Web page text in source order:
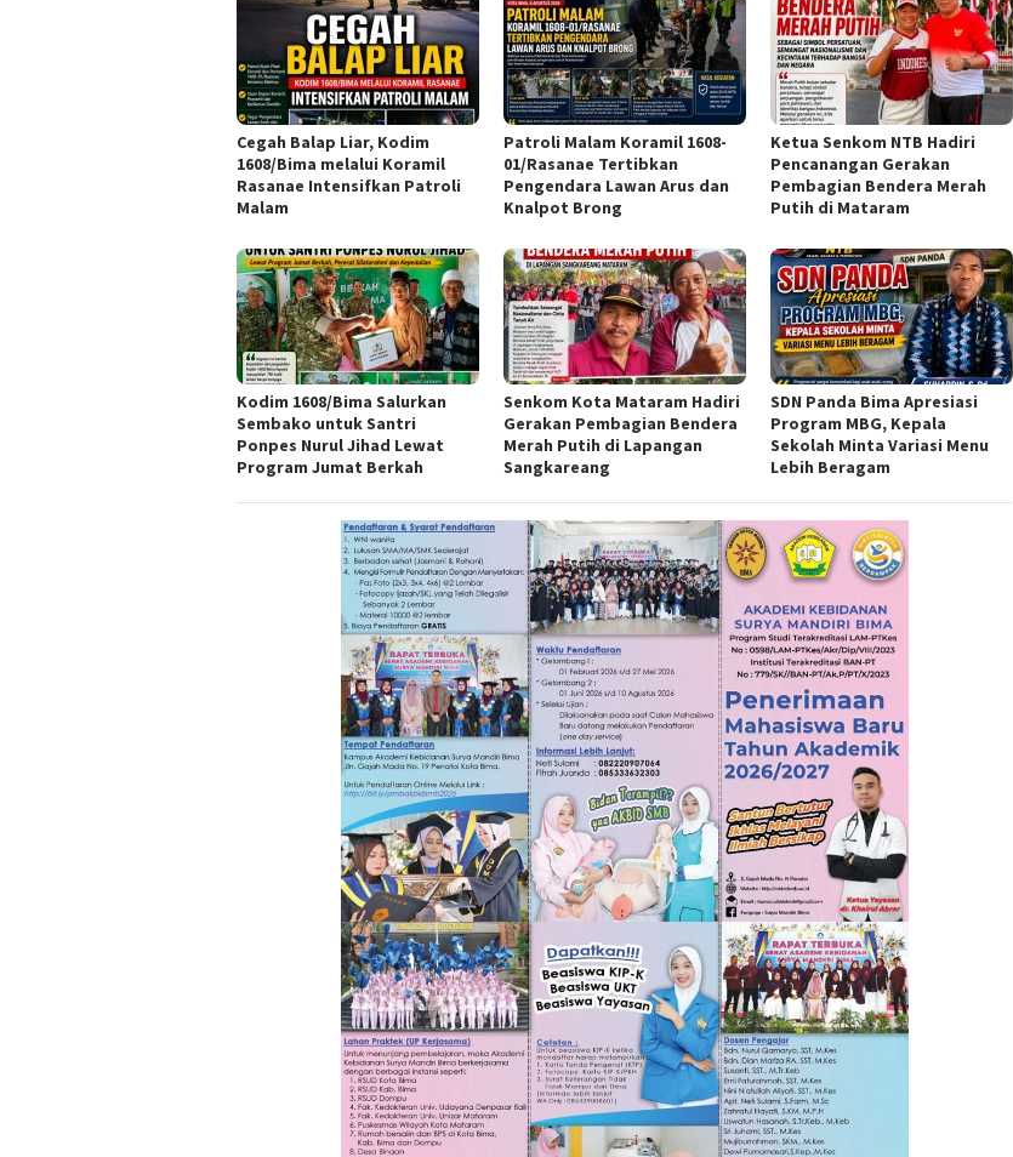
Cegah Balap Liar, Kodim
1608/Bima melalui Koramil
Rasanae Intensifkan Patroli
Malam
Patroli Malam Koramil 1608-
01/Rasanae Tertibkan
Pengendara Lawan Arus dan
Knalpot Brong
Ketua Senkom NTB Hadiri
Pencanangan Gerakan
Pembagian Bendera Merah
Putih di Mataram
Kodim 1608/Bima Salurkan
Sembako untuk Santri
Ponpes Nurul Jihad Lewat
Program Jumat Berkah
Senkom Kota Mataram Hadiri
Gerakan Pembagian Bendera
Merah Putih di Lapangan
Sangkareang
SDN Panda Bima Apresiasi
Program MBG, Kepala
Sekolah Minta Variasi Menu
Lebih Beragam